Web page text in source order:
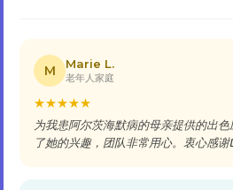
M Marie L.
老年人家庭
★★★★★
为我患阿尔茨海默病的母亲提供的出
了她的兴趣，团队非常用心。衷心感